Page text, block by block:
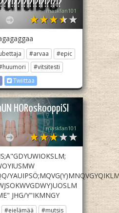
maskfan101
#arvaa
#epic
#vitsitesti
Twiittaa
HORoskooppiSI
maskfan101
JHG/Y"IKMNGY
#eielämää
#mutsis